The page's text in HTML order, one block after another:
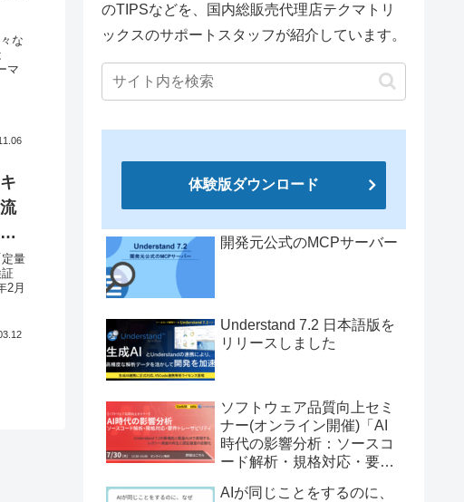
な
マ
量
2月
のTIPSなどを、国内総販売代理店テクマトリ
ックスのサポートスタッフが紹介しています。
体験版ダウンロード
開発元公式のMCPサーバー
Understand 7.2 日本語版を
リリースしました
ソフトウェア品質向上セミ
ナー(オンライン開催)「AI
時代の影響分析：ソースコ
ード解析・規格対応・要件
AIが同じことをするのに、